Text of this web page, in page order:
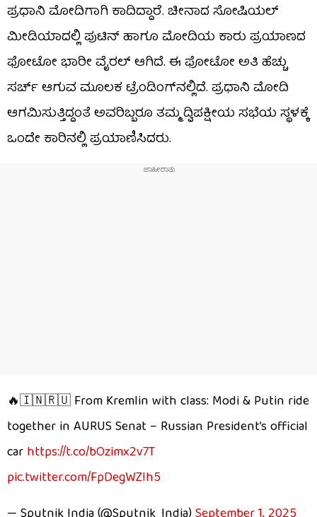
ಪ್ರಧಾನಿ ಮೋದಿಗಾಗಿ ಕಾದಿದ್ದಾರೆ. ಚೀನಾದ ಸೋಷಿಯಲ್
ಮೀಡಿಯಾದಲ್ಲಿ ಪುಟಿನ್ ಹಾಗೂ ಮೋದಿಯ ಕಾರು ಪ್ರಯಾಣದ
ಫೋಟೋ ಭಾರೀ ವೈರಲ್ ಆಗಿದೆ. ಈ ಫೋಟೋ ಅತಿ ಹೆಚ್ಚು
ಸರ್ಚ್ ಆಗುವ ಮೂಲಕ ಟ್ರೆಂಡಿಂಗ್​ನಲ್ಲಿದೆ. ಪ್ರಧಾನಿ ಮೋದಿ
ಆಗಮಿಸುತ್ತಿದ್ದಂತೆ ಅವರಿಬ್ಬರೂ ತಮ್ಮ ದ್ವಿಪಕ್ಷೀಯ ಸಭೆಯ ಸ್ಥಳಕ್ಕೆ
ಒಂದೇ ಕಾರಿನಲ್ಲಿ ಪ್ರಯಾಣಿಸಿದರು.
🔥🇮🇳🇷🇺 From Kremlin with class: Modi & Putin ride
together in AURUS Senat – Russian President’s official
carhttps://t.co/bOzimx2v7T
pic.twitter.com/FpDegWZIh5